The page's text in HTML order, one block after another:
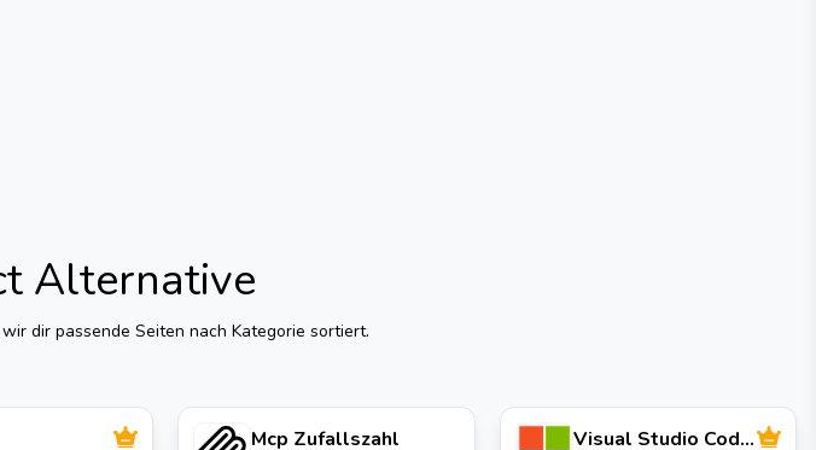
Alternative
dir passende Seiten nach Kategorie sortiert.
Mcp Zufallszahl
Visual Studio Code